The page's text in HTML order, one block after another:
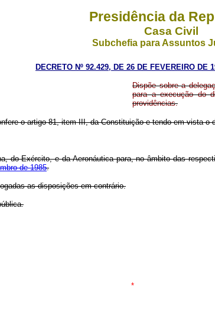
Presidência da
Casa Civil
Subchefia para Assuntos
DECRETO Nº 92.429, DE 26 DE FEVEREIRO DE
Dispõe sobre a
para a execução do
providências.
o artigo 81, item III, da Constituição e tendo em vista o
do Exército, e da Aeronáutica para, no âmbito das
de 1985.
as disposições em contrário.
*